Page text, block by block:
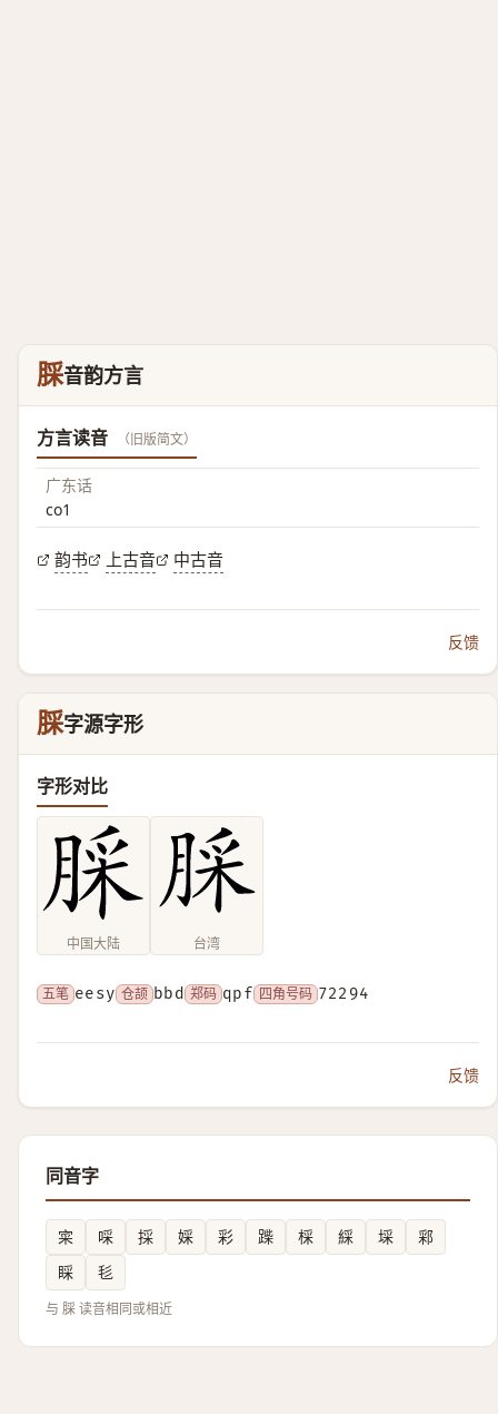
䐆音韵方言
方言读音 （旧版简文）
广东话
co1
韵书 上古音 中古音
反馈
䐆字源字形
字形对比
中国大陆 台湾
五笔 eesy 仓颉 bbd 郑码 qpf 四角号码 72294
反馈
同音字
寀 啋 採 婇 彩 䠕 棌 綵 埰
䣋
睬
毝
与 䐆 读音相同或相近